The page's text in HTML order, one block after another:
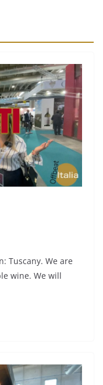
Tuscany. We are
wine. We will